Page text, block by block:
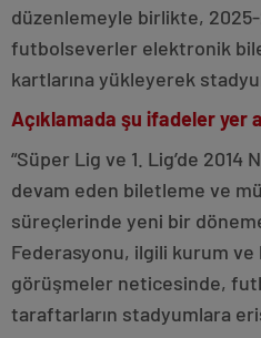
düzenlemeyle birlikte,
futbolseverler elektronik
kartlarına yükleyerek
Açıklamada şu ifadeleryer
“Süper Lig ve 1. Lig’de 2014
devam eden biletleme ve
süreçlerinde yeni bir
Federasyonu, ilgili kurum ve
görüşmeler neticesinde,
taraftarların stadyumlara